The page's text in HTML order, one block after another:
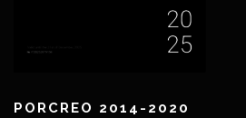
PORCREO 2014-2020